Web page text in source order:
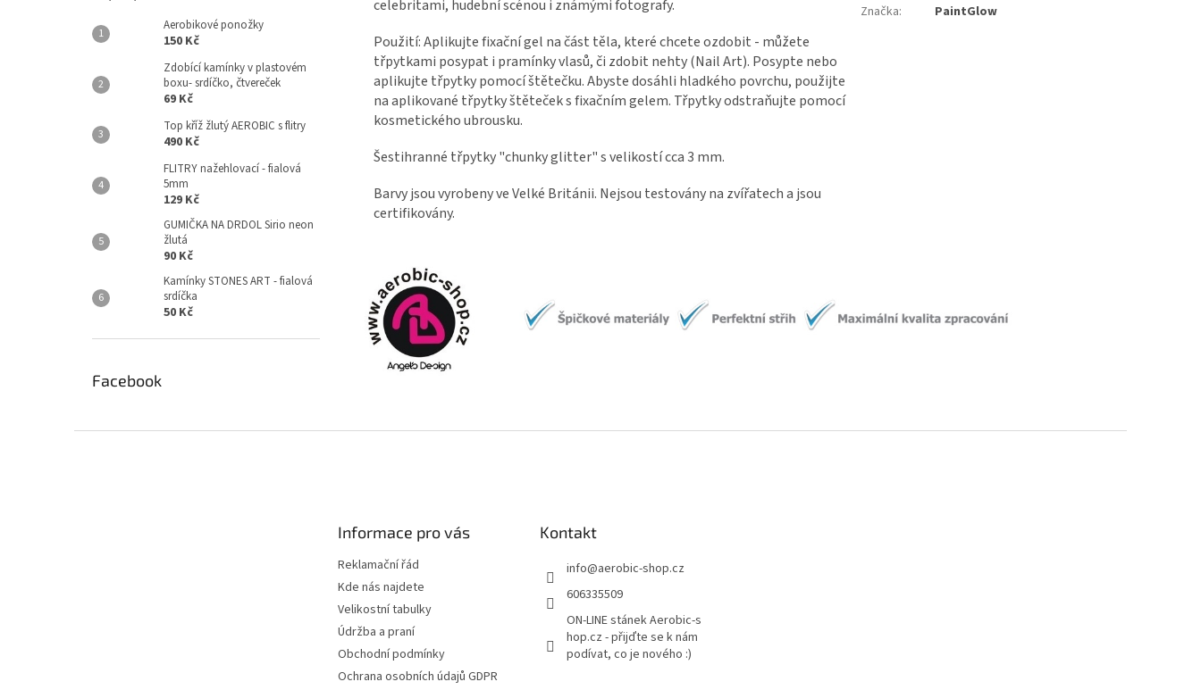
Aerobikové ponožky
150 Kč
Zdobící kamínky v plastovém
boxu- srdíčko, čtvereček
69 Kč
Top kříž žlutý AEROBIC s flitry
490 Kč
FLITRY nažehlovací - fialová
5mm
129 Kč
GUMIČKA NA DRDOL Sirio neon
žlutá
90 Kč
Kamínky STONES ART - fialová
srdíčka
50 Kč
Facebook
celebritami, hudební scénou i známými fotografy.
Použití: Aplikujte fixační gel na část těla, které chcete ozdobit - můžete
třpytkami posypat i pramínky vlasů, či zdobit nehty (Nail Art). Posypte nebo
aplikujte třpytky pomocí štětečku. Abyste dosáhli hladkého povrchu, použijte
na aplikované třpytky štěteček s fixačním gelem. Třpytky odstraňujte pomocí
kosmetického ubrousku.
Šestihranné třpytky "chunky glitter" s velikostí cca 3 mm.
Barvy jsou vyrobeny ve Velké Británii. Nejsou testovány na zvířatech a jsou
certifikovány.
Značka: PaintGlow
Informace pro vás
Reklamační řád
Kde nás najdete
Velikostní tabulky
Údržba a praní
Obchodní podmínky
Ochrana osobních údajů GDPR
Kontakt
info@aerobic-shop.cz
606335509
ON-LINE stánek Aerobic-s
hop.cz - přijďte se k nám
podívat, co je nového :)